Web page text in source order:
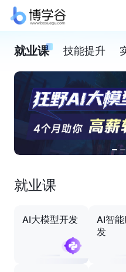
就业课 技能提升
就业课
AI大模型开发
AI智
发